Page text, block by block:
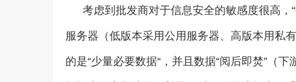
考虑到批发商对于信息安全的敏感度很高，
服务器（低版本采用公用服务器、高版本用私
的是“少量必要数据“，并且数据“阅后即焚”（